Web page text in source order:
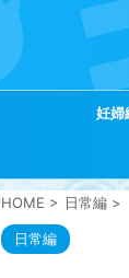
妊婦
HOME > 日常編 >
日常編